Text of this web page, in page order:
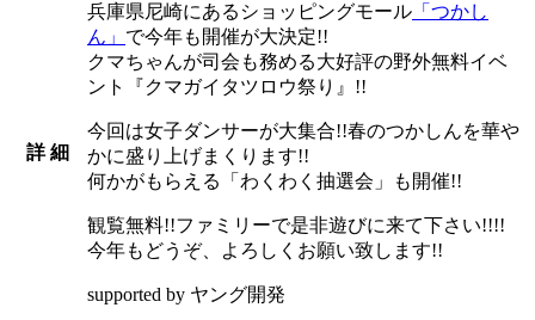
詳 細
兵庫県尼崎にあるショッピングモール 「つかし
ん」 で今年も開催が大決定!!
クマちゃんが司会も務める大好評の野外無料イベ
ント『クマガイタツロウ祭り』!!
今回は女子ダンサーが大集合!!春のつかしんを華や
かに盛り上げまくります!!
何かがもらえる「わくわく抽選会」も開催!!
観覧無料!!ファミリーで是非遊びに来て下さい!!!!
今年もどうぞ、よろしくお願い致します!!
supported by ヤング開発